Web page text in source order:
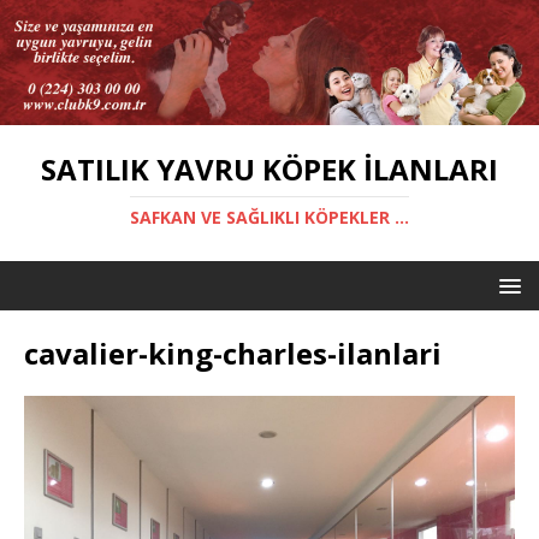
SATILIK YAVRU KÖPEK İLANLARI
SAFKAN VE SAĞLIKLI KÖPEKLER ...
cavalier-king-charles-ilanlari